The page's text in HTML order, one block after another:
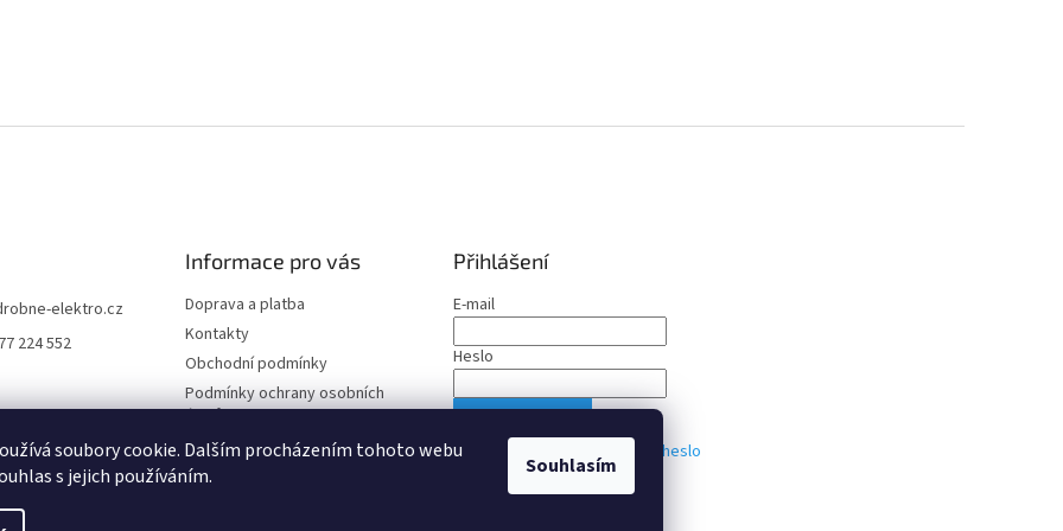
soubory cookie. Dalším procházením tohoto webu
s jejich používáním.
Souhlasím
elektro.cz
224 552
Informace pro vás
Doprava a platba
Kontakty
Obchodní podmínky
Podmínky ochrany osobních
údajů
Přihlášení
E-mail
Heslo
Nová registrace Zapomenuté heslo